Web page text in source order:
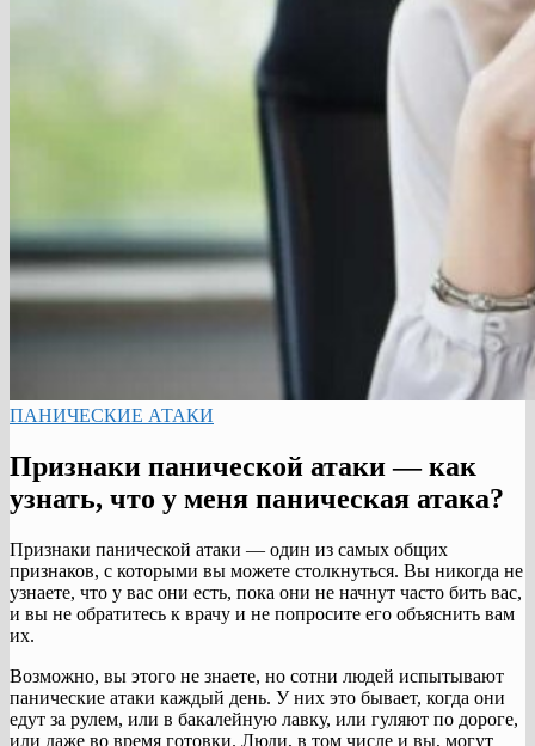
ПАНИЧЕСКИЕ АТАКИ
Признаки панической атаки — как
узнать, что у меня паническая атака?
Признаки панической атаки — один из самых общих
признаков, с которыми вы можете столкнуться. Вы никогда не
узнаете, что у вас они есть, пока они не начнут часто бить вас,
и вы не обратитесь к врачу и не попросите его объяснить вам
их.
Возможно, вы этого не знаете, но сотни людей испытывают
панические атаки каждый день. У них это бывает, когда они
едут за рулем, или в бакалейную лавку, или гуляют по дороге,
или даже во время готовки. Люди, в том числе и вы, могут